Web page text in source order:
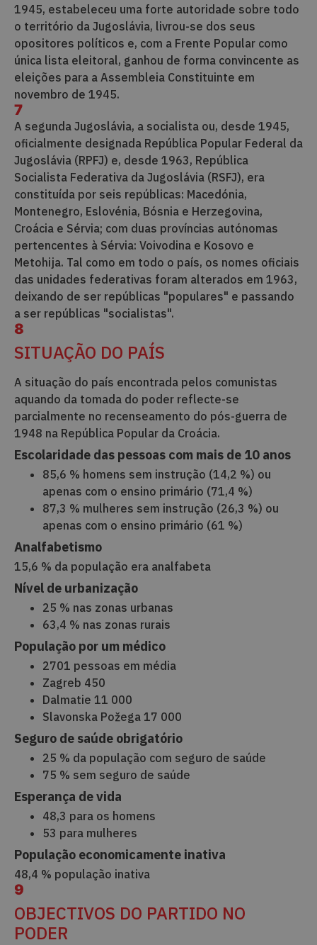
1945, estabeleceu uma forte autoridade sobre todo
o território da Jugoslávia, livrou-se dos seus
opositores políticos e, com a Frente Popular como
única lista eleitoral, ganhou de forma convincente as
eleições para a Assembleia Constituinte em
novembro de 1945.
7
A segunda Jugoslávia, a socialista ou, desde 1945,
oficialmente designada República Popular Federal da
Jugoslávia (RPFJ) e, desde 1963, República
Socialista Federativa da Jugoslávia (RSFJ), era
constituída por seis repúblicas: Macedónia,
Montenegro, Eslovénia, Bósnia e Herzegovina,
Croácia e Sérvia; com duas províncias autónomas
pertencentes à Sérvia: Voivodina e Kosovo e
Metohija. Tal como em todo o país, os nomes oficiais
das unidades federativas foram alterados em 1963,
deixando de ser repúblicas "populares" e passando
a ser repúblicas "socialistas".
8
SITUAÇÃO DO PAÍS
A situação do país encontrada pelos comunistas
aquando da tomada do poder reflecte-se
parcialmente no recenseamento do pós-guerra de
1948 na República Popular da Croácia.
Escolaridade das pessoas com mais de 10 anos
85,6 % homens sem instrução (14,2 %) ou
apenas com o ensino primário (71,4 %)
87,3 % mulheres sem instrução (26,3 %) ou
apenas com o ensino primário (61 %)
Analfabetismo
15,6 % da população era analfabeta
Nível de urbanização
25 % nas zonas urbanas
63,4 % nas zonas rurais
População por um médico
2701 pessoas em média
Zagreb 450
Dalmatie 11 000
Slavonska Požega 17 000
Seguro de saúde obrigatório
25 % da população com seguro de saúde
75 % sem seguro de saúde
Esperança de vida
48,3 para os homens
53 para mulheres
População economicamente inativa
48,4 % população inativa
9
OBJECTIVOS DO PARTIDO NO
PODER